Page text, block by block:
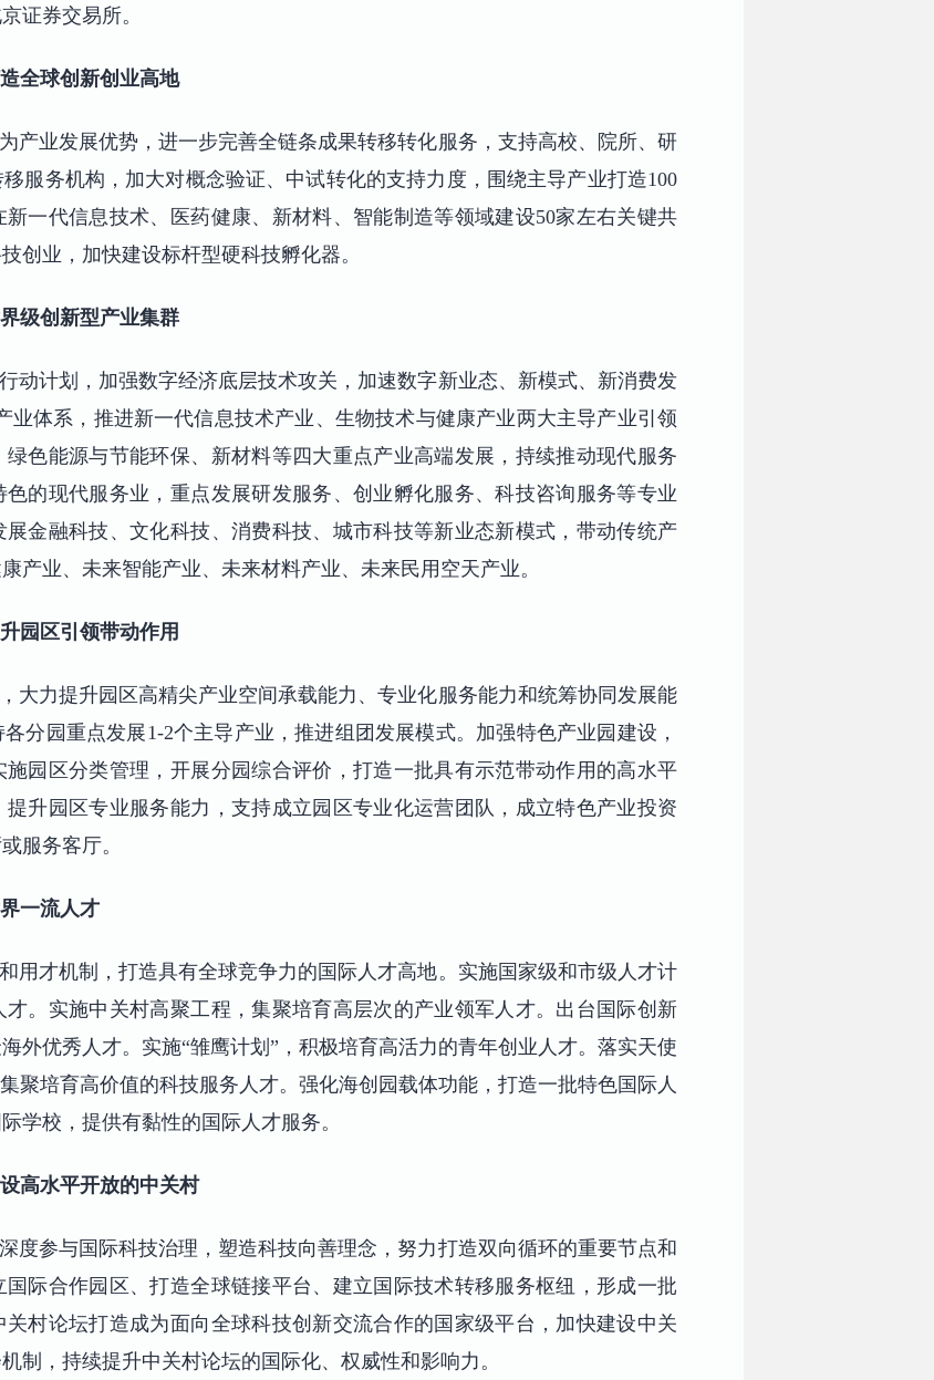
证券交易所。
全球创新创业高地
产业发展优势，进一步完善全链条成果转移转化服务，支持高校、院所、研
服务机构，加大对概念验证、中试转化的支持力度，围绕主导产业打造100
一代信息技术、医药健康、新材料、智能制造等领域建设50家左右关键共
创业，加快建设标杆型硬科技孵化器。
级创新型产业集群
动计划，加强数字经济底层技术攻关，加速数字新业态、新模式、新消费发
业体系，推进新一代信息技术产业、生物技术与健康产业两大主导产业引领
色能源与节能环保、新材料等四大重点产业高端发展，持续推动现代服务
的现代服务业，重点发展研发服务、创业孵化服务、科技咨询服务等专业
金融科技、文化科技、消费科技、城市科技等新业态新模式，带动传统产
产业、未来智能产业、未来材料产业、未来民用空天产业。
园区引领带动作用
大力提升园区高精尖产业空间承载能力、专业化服务能力和统筹协同发展能
分园重点发展1-2个主导产业，推进组团发展模式。加强特色产业园建设，
园区分类管理，开展分园综合评价，打造一批具有示范带动作用的高水平
升园区专业服务能力，支持成立园区专业化运营团队，成立特色产业投资
服务客厅。
一流人才
用才机制，打造具有全球竞争力的国际人才高地。实施国家级和市级人才计
。实施中关村高聚工程，集聚培育高层次的产业领军人才。出台国际创新
外优秀人才。实施“雏鹰计划”，积极培育高活力的青年创业人才。落实天使
聚培育高价值的科技服务人才。强化海创园载体功能，打造一批特色国际人
学校，提供有黏性的国际人才服务。
高水平开放的中关村
度参与国际科技治理，塑造科技向善理念，努力打造双向循环的重要节点和
际合作园区、打造全球链接平台、建立国际技术转移服务枢纽，形成一批
村论坛打造成为面向全球科技创新交流合作的国家级平台，加快建设中关
制，持续提升中关村论坛的国际化、权威性和影响力。